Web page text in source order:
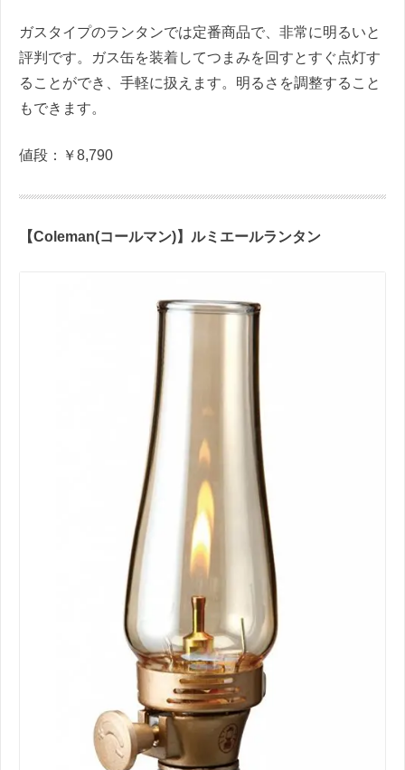
ガスタイプのランタンでは定番商品で、非常に明るいと
評判です。ガス缶を装着してつまみを回すとすぐ点灯す
ることができ、手軽に扱えます。明るさを調整すること
もできます。
値段：￥8,790
【Coleman(コールマン)】ルミエールランタン